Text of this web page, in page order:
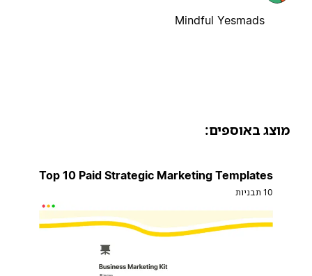
Mindful Yesmads
באוספים:
Top 10 Paid Strategic Marketing Templates